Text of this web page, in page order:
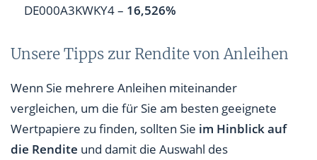
DE000A3KWKY4 – 16,526%
Unsere Tipps zur Rendite von Anleihen
Wenn Sie mehrere Anleihen miteinander
vergleichen, um die für Sie am besten geeignete
Wertpapiere zu finden, sollten Sie im Hinblick auf
die Rendite und damit die Auswahl des